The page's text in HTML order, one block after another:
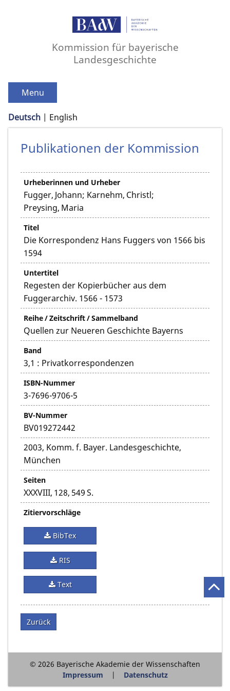
Kommission für bayerische
Landesgeschichte
Menu
Deutsch English
Publikationen der Kommission
Urheberinnen und Urheber
Fugger, Johann; Karnehm, Christl;
Preysing, Maria
Titel
Die Korrespondenz Hans Fuggers von 1566 bis
1594
Untertitel
Regesten der Kopierbücher aus dem
Fuggerarchiv. 1566 - 1573
Reihe / Zeitschrift / Sammelband
Quellen zur Neueren Geschichte Bayerns
Band
3,1 : Privatkorrespondenzen
ISBN-Nummer
3-7696-9706-5
BV-Nummer
BV019272442
2003, Komm. f. Bayer. Landesgeschichte,
München
Seiten
XXXVIII, 128, 549 S.
Zitiervorschläge
BibTex
RIS
Text
Zurück
© 2026 Bayerische Akademie der Wissenschaften
Impressum
Datenschutz